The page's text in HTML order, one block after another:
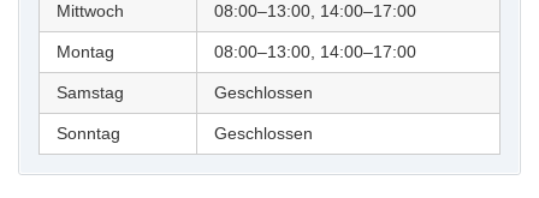
Mittwoch 08:00–13:00, 14:00–17:00
Montag 08:00–13:00, 14:00–17:00
Samstag Geschlossen
Sonntag Geschlossen